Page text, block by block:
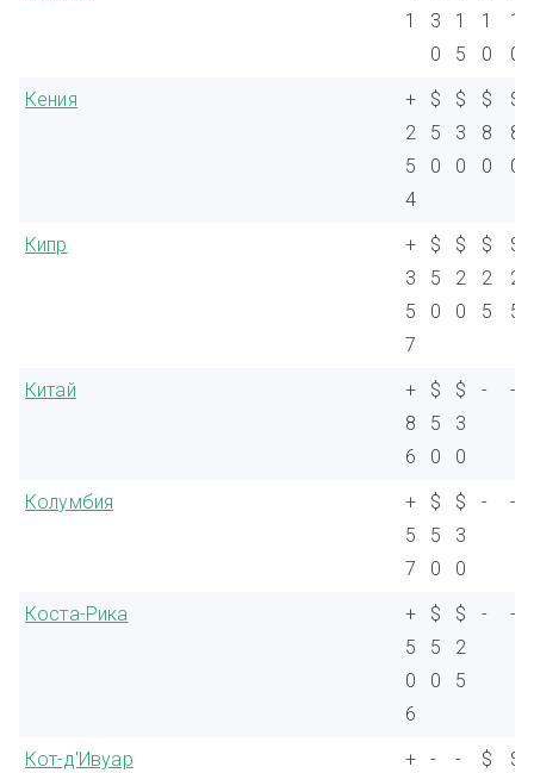
1
3
0
1
5
1
0
1
0
Кения
+
2
5
4
$
5
0
$
3
0
$
8
0
$
8
0
Кипр
+
3
5
7
$
5
0
$
2
0
$
2
5
$
2
5
Китай
+
8
6
$
5
0
$
3
0
- -
Колумбия
+
5
7
$
5
0
$
3
0
- -
Коста-Рика
+
5
0
6
$
5
0
$
2
5
- -
Кот-д'Ивуар
+
- -
$
$